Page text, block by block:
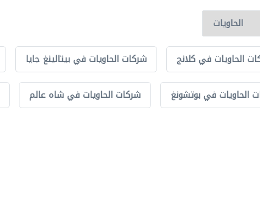
شركات الحاويات في بيتالينغ جايا الحاويات في كلانج
شركات الحاويات في شاه عالم الحاويات في بوتشونغ